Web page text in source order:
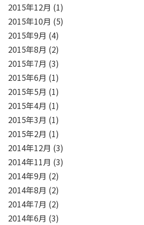
2015年12月 (1)
2015年10月 (5)
2015年9月 (4)
2015年8月 (2)
2015年7月 (3)
2015年6月 (1)
2015年5月 (1)
2015年4月 (1)
2015年3月 (1)
2015年2月 (1)
2014年12月 (3)
2014年11月 (3)
2014年9月 (2)
2014年8月 (2)
2014年7月 (2)
2014年6月 (3)